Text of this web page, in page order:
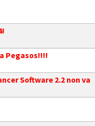
Pegasos!!!!
Software 2.2 non va